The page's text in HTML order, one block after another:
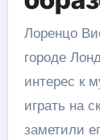
Лоренцо
городе
интерес к
играть на
заметили